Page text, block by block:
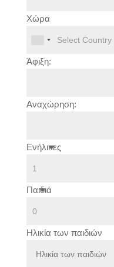
Χώρα
Άφιξη:
Αναχώρηση:
Ενήλικες
Παιδιά
Ηλικία των παιδιών